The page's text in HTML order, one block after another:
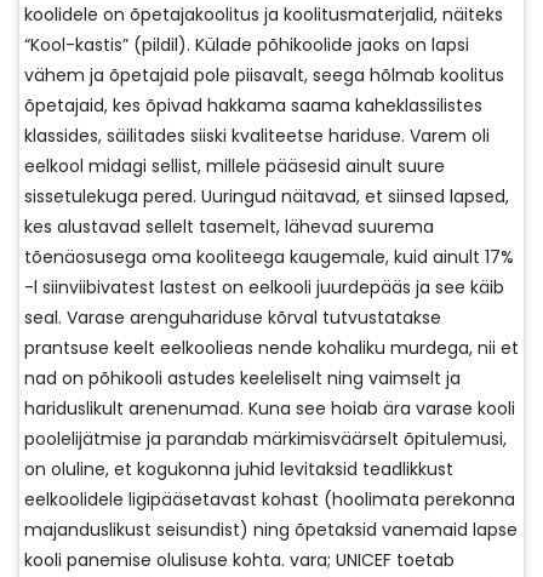
koolidele on õpetajakoolitus ja koolitusmaterjalid, näiteks
“Kool-kastis” (pildil). Külade põhikoolide jaoks on lapsi
vähem ja õpetajaid pole piisavalt, seega hõlmab koolitus
õpetajaid, kes õpivad hakkama saama kaheklassilistes
klassides, säilitades siiski kvaliteetse hariduse. Varem oli
eelkool midagi sellist, millele pääsesid ainult suure
sissetulekuga pered. Uuringud näitavad, et siinsed lapsed,
kes alustavad sellelt tasemelt, lähevad suurema
tõenäosusega oma kooliteega kaugemale, kuid ainult 17%
-l siinviibivatest lastest on eelkooli juurdepääs ja see käib
seal. Varase arenguhariduse kõrval tutvustatakse
prantsuse keelt eelkoolieas nende kohaliku murdega, nii et
nad on põhikooli astudes keeleliselt ning vaimselt ja
hariduslikult arenenumad. Kuna see hoiab ära varase kooli
poolelijätmise ja parandab märkimisväärselt õpitulemusi,
on oluline, et kogukonna juhid levitaksid teadlikkust
eelkoolidele ligipääsetavast kohast (hoolimata perekonna
majanduslikust seisundist) ning õpetaksid vanemaid lapse
kooli panemise olulisuse kohta. vara; UNICEF toetab